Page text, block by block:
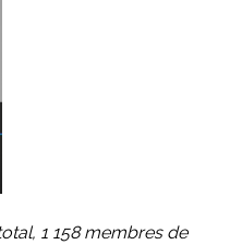
1 158 membres de